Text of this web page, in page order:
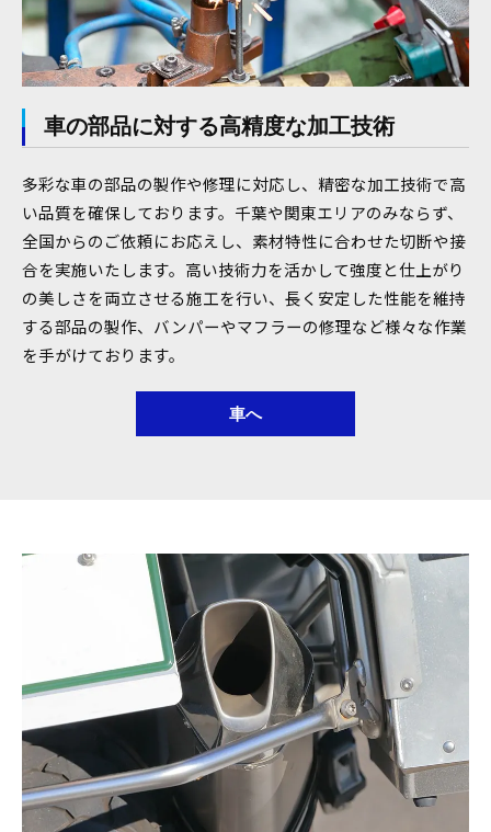
車の部品に対する高精度な加工技術
多彩な車の部品の製作や修理に対応し、精密な加工技術で高
い品質を確保しております。千葉や関東エリアのみならず、
全国からのご依頼にお応えし、素材特性に合わせた切断や接
合を実施いたします。高い技術力を活かして強度と仕上がり
の美しさを両立させる施工を行い、長く安定した性能を維持
する部品の製作、バンパーやマフラーの修理など様々な作業
を手がけております。
車へ